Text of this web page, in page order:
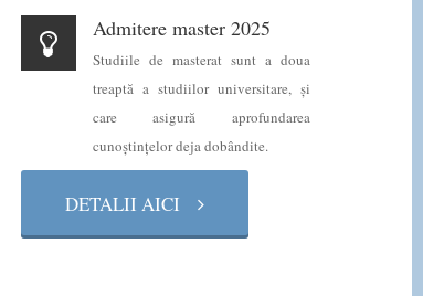
Admitere master 2025
Studiile de masterat sunt a doua
treaptă a studiilor universitare, şi
care asigură aprofundarea
cunoştinţelor deja dobândite.
DETALII AICI